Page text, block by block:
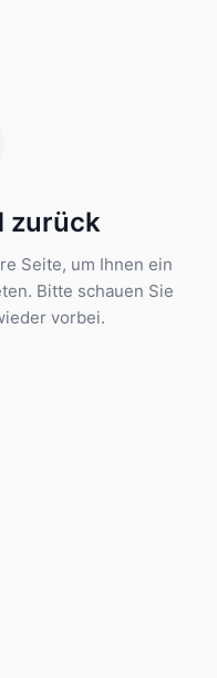
zurück
Seite, um Ihnen ein
Bitte schauen Sie
vorbei.